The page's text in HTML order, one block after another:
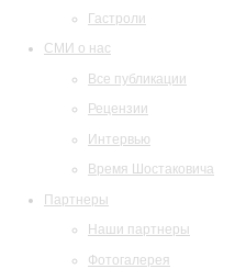
Гастроли
СМИ о нас
Все публикации
Рецензии
Интервью
Время Шостаковича
Партнеры
Наши партнеры
Фотогалерея